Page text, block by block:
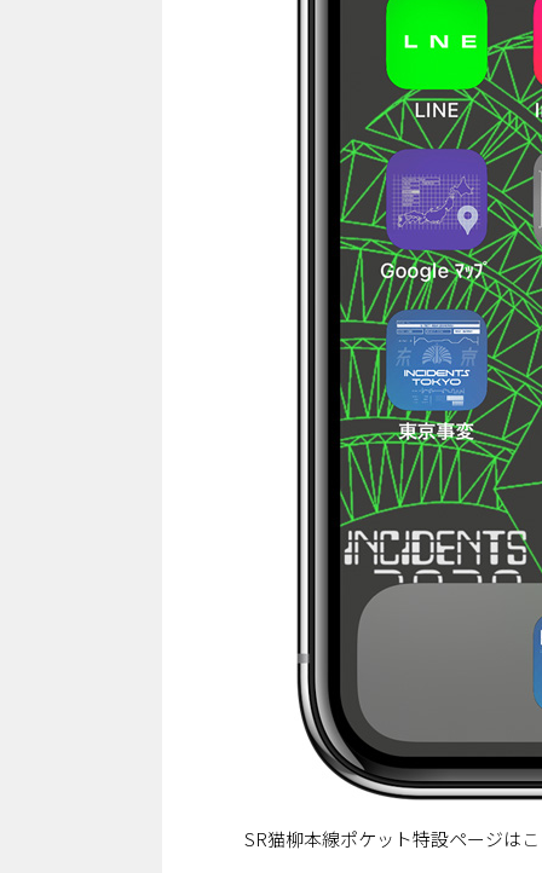
SR猫柳本線ポケット特設ページは